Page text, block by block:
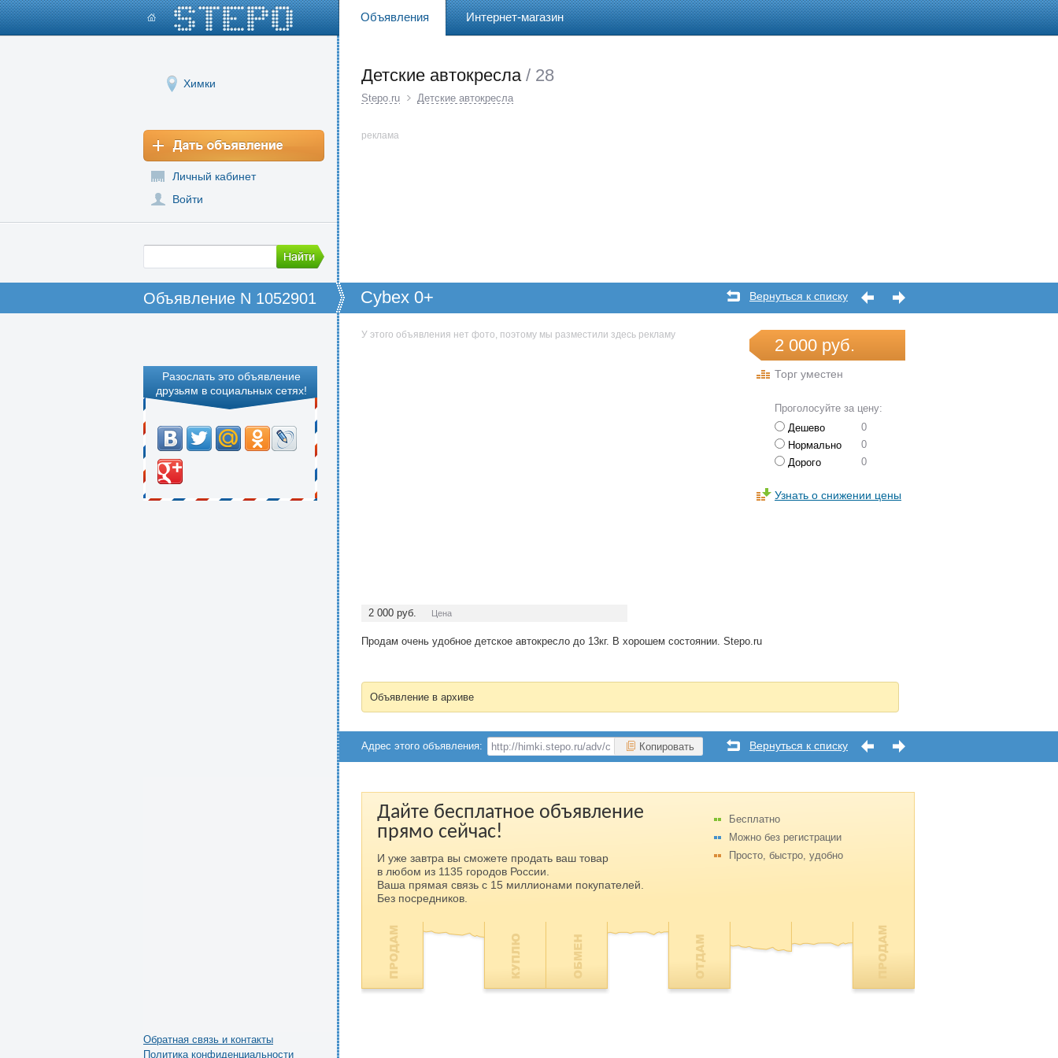
Объявления Интернет-магазин
Химки
Личный кабинет
Войти
Детские автокресла / 28
Stepo.ru Детские автокресла
реклама
Объявление N 1052901 Cybex 0+ Вернуться к списку
Разослать это объявление
друзьям в социальных сетях!
2 000 руб.
Торг уместен
Проголосуйте за цену:
0
Дешево
0
Нормально
0
Дорого
Узнать о снижении цены
У этого объявления нет фото, поэтому мы разместили здесь рекламу
2 000 руб. Цена
Продам очень удобное детское автокресло до 13кг. В хорошем состоянии. Stepo.ru
Объявление в архиве
Адрес этого объявления: Копировать Вернуться к списку
Бесплатно
Можно без регистрации
Просто, быстро, удобно
Дайте бесплатное объявление
прямо сейчас!
И уже завтра вы сможете продать ваш товар
в любом из 1135 городов России.
Ваша прямая связь с 15 миллионами покупателей.
Без посредников.
Обратная связь и контакты
Политика конфиденциальности